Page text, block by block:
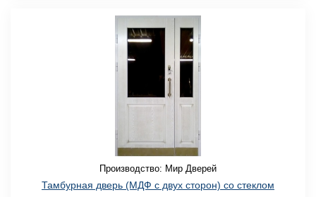
Производство: Мир Дверей
Тамбурная дверь (МДФ с двух сторон) со стеклом